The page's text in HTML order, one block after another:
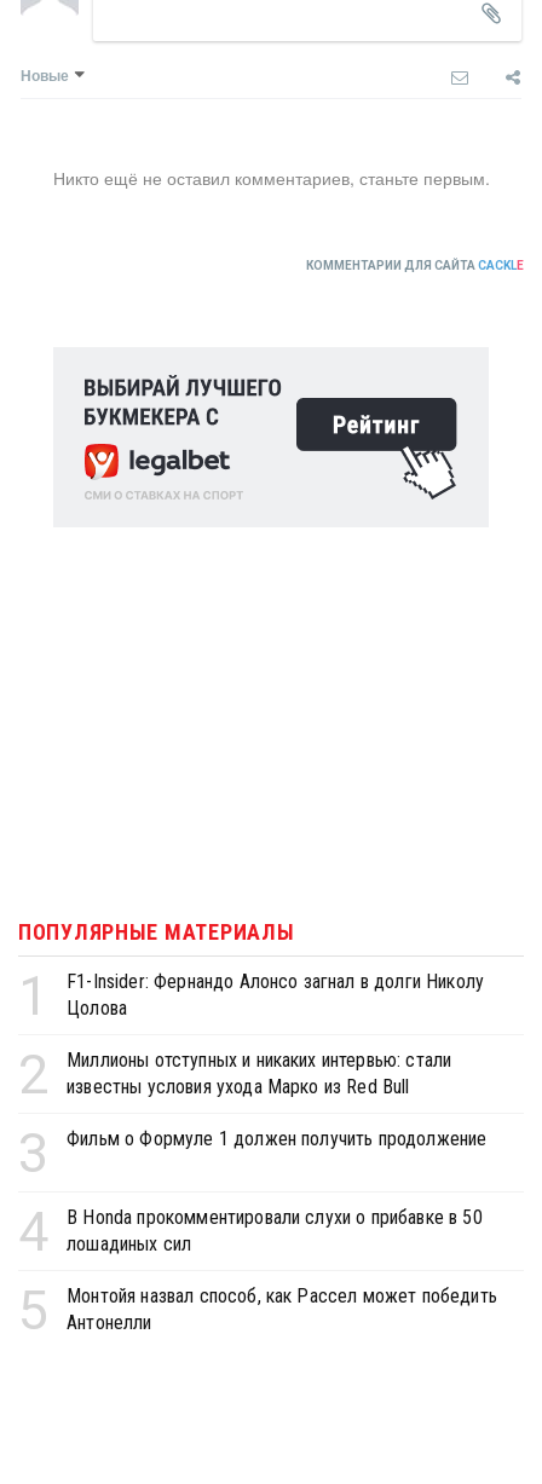
Новые
Никто ещё не оставил комментариев, станьте первым.
КОММЕНТАРИИ ДЛЯ САЙТА CACKLE
ПОПУЛЯРНЫЕ МАТЕРИАЛЫ
1
F1-Insider: Фернандо Алонсо загнал в долги Николу
Цолова
2
Миллионы отступных и никаких интервью: стали
известны условия ухода Марко из Red Bull
3 Фильм о Формуле 1 должен получить продолжение
4
В Honda прокомментировали слухи о прибавке в 50
лошадиных сил
5
Монтойя назвал способ, как Рассел может победить
Антонелли